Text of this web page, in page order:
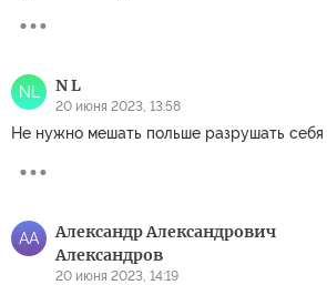
NL N L
20 июня 2023, 13:58
Не нужно мешать польше разрушать себя
АА
Александр Александрович
Александров
20 июня 2023, 14:19